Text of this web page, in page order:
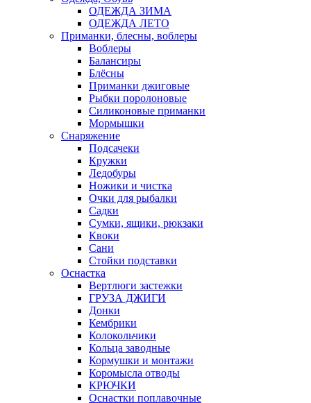
ОДЕЖДА ЗИМА
ОДЕЖДА ЛЕТО
Приманки, блесны, воблеры
Воблеры
Балансиры
Блёсны
Приманки джиговые
Рыбки поролоновые
Силиконовые приманки
Мормышки
Снаряжение
Подсачеки
Кружки
Ледобуры
Ножики и чистка
Очки для рыбалки
Садки
Сумки, ящики, рюкзаки
Квоки
Сани
Стойки подставки
Оснастка
Вертлюги застежки
ГРУЗА ДЖИГИ
Донки
Кембрики
Колокольчики
Кольца заводные
Кормушки и монтажи
Коромысла отводы
КРЮЧКИ
Оснастки поплавочные